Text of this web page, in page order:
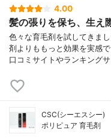
4.00
髪の張りを保ち、生え
色々な育毛剤を試してきま
剤よりももっと効果を実感
口コミサイトやランキング
CSC(シーエスシー)
ポリピュア 育毛剤